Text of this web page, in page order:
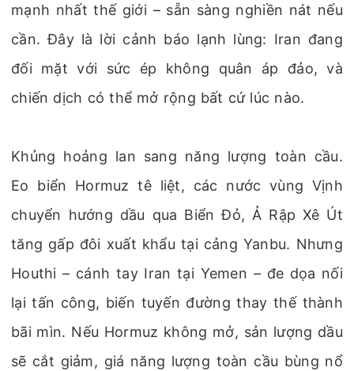
mạnh nhất thế giới – sẵn sàng nghiền nát nếu
cần. Đây là lời cảnh báo lạnh lùng: Iran đang
đối mặt với sức ép không quân áp đảo, và
chiến dịch có thể mở rộng bất cứ lúc nào.
Khủng hoảng lan sang năng lượng toàn cầu.
Eo biển Hormuz tê liệt, các nước vùng Vịnh
chuyển hướng dầu qua Biển Đỏ, Ả Rập Xê Út
tăng gấp đôi xuất khẩu tại cảng Yanbu. Nhưng
Houthi – cánh tay Iran tại Yemen – đe dọa nối
lại tấn công, biến tuyến đường thay thế thành
bãi mìn. Nếu Hormuz không mở, sản lượng dầu
sẽ cắt giảm, giá năng lượng toàn cầu bùng nổ